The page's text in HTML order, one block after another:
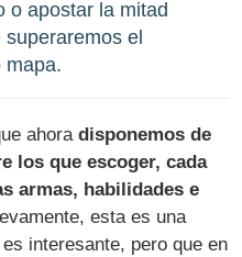
o apostar la mitad
el
mapa.
ahoradisponemos de
los que escoger, cada
armas, habilidades e
esta es una
interesante, pero que en